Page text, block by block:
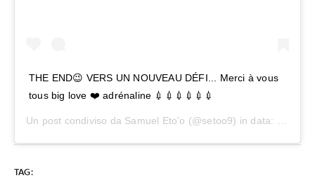
THE END😉 VERS UN NOUVEAU DÉFI... Merci à vous
tous big love ❤️ adrénaline 💉💉💉💉💉💉
Un post condiviso da Samuel Eto'o (@setoo9) in data:
TAG: